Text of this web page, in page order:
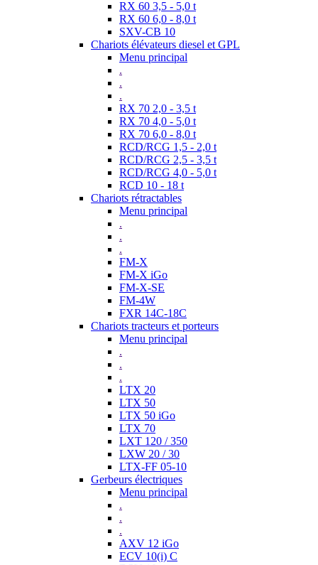
RX 60 3,5 - 5,0 t
RX 60 6,0 - 8,0 t
SXV-CB 10
Chariots élévateurs diesel et GPL
Menu principal
.
.
.
RX 70 2,0 - 3,5 t
RX 70 4,0 - 5,0 t
RX 70 6,0 - 8,0 t
RCD/RCG 1,5 - 2,0 t
RCD/RCG 2,5 - 3,5 t
RCD/RCG 4,0 - 5,0 t
RCD 10 - 18 t
Chariots rétractables
Menu principal
.
.
.
FM-X
FM-X iGo
FM-X-SE
FM-4W
FXR 14C-18C
Chariots tracteurs et porteurs
Menu principal
.
.
.
LTX 20
LTX 50
LTX 50 iGo
LTX 70
LXT 120 / 350
LXW 20 / 30
LTX-FF 05-10
Gerbeurs électriques
Menu principal
.
.
.
AXV 12 iGo
ECV 10(i) C